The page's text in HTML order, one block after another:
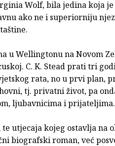
Wolf, bila jedina koja
ako ne i superiorniju
u Wellingtonu na Novom
C. K. Stead prati tri
rata, no u prvi plan,
tj. privatni život, pa
ljubavnicima i prijateljima.
utjecaja kojeg ostavlja na
biografski roman, već